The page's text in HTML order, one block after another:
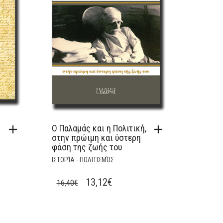
Ο Παλαμάς και η Πολιτική,
στην πρώιμη και ύστερη
φάση της ζωής του
ΙΣΤΟΡΊΑ - ΠΟΛΙΤΙΣΜΌΣ
16,40€
ORIGINAL
13,12€CURRENT